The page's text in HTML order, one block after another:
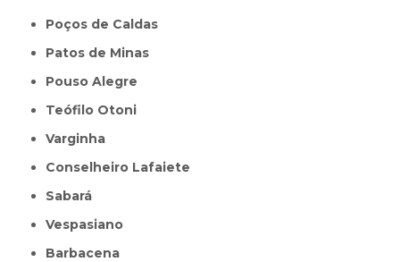
Poços de Caldas
Patos de Minas
Pouso Alegre
Teófilo Otoni
Varginha
Conselheiro Lafaiete
Sabará
Vespasiano
Barbacena